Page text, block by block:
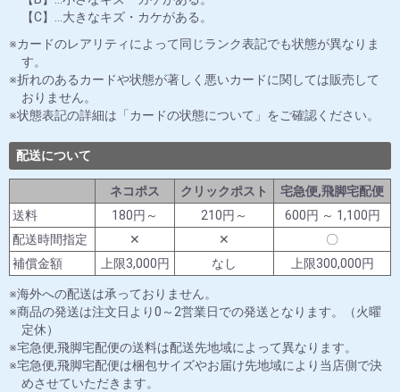
【C】…大きなキズ・カケがある。
カードのレアリティによって同じランク表記でも状態が異なりま
す。
折れのあるカードや状態が著しく悪いカードに関しては販売して
おりません。
状態表記の詳細は「カードの状態について」をご確認ください。
配送について
ネコポス クリックポスト
宅急便,飛脚宅配便
送料
180円～ 210円～
600円 ～ 1,100円
配送時間指定
✕ ✕
〇
補償金額
上限3,000円 なし 上限300,000円
海外への配送は承っておりません。
商品の発送は注文日より0～2営業日での発送となります。（火曜
定休）
宅急便,飛脚宅配便の送料は配送先地域によって異なります。
宅急便,飛脚宅配便は梱包サイズやお届け先地域により当店側で決
めさせていただきます。